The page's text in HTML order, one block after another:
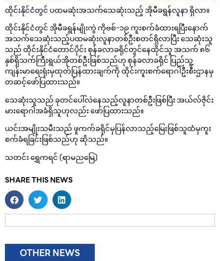
ထိုင်းနိုင်ငံတွင် ပထမဆုံးအသက်သေဆုံးသည့် အိုမီခရွန်လူနာ ရှိလာ။
ထိုင်းနိုင်ငံတွင် အိုမီခရွန်မျိုးကွဲ ကိုဗစ်-၁၉ ကူးစက်ခံထားရပြီးနောက်
အသက်သေဆုံးသည့်ပထမဆုံးလူနာတစ်ဦးစတင်ရှိလာပြီး သေဆုံးသူ
သည် ထိုင်းနိုင်ငံတောင်ပိုင်း စုန်ခလာခရိုင်တွင်နေထိုင်သူ အသက် ၈၆
နှစ်ရှိသက်ကြီးရွယ်အိုတစ်ဦးဖြစ်သည်ဟု စုန်ခလာခရိုင် ပြည်သူ့
ကျန်းမာရေးရုံးမှထုတ်ပြန်ထားချက်ကို ထိုင်းကူးစက်ရောဂါဦးစီးဌာနမှ
တဆင့်ဖော်ပြထားသည်။
သေဆုံးသူသည် ခုတင်ပေါ်လဲနေသည့်လူနာတစ်ဦးဖြစ်ပြီး အယ်လ်ဇိုင်း
မားရောဂါအခံရှိသူဟုလည်း ဖော်ပြထားသည်။
ယင်းအမျိုးသမီးသည် ဖူကက်ခရိုင်မှပြန်လာသည့်မြေးဖြစ်သူထံမှကူး
စက်ခံရခြင်းဖြစ်သည်ဟု ဆိုသည်။
သတင်း ရွှေကရင် (ရာမညမြေ)
SHARE THIS NEWS
OTHER NEWS